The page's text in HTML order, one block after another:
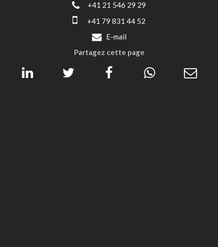
+41 21 546 29 29
+41 79 831 44 52
E-mail
Partagez cette page